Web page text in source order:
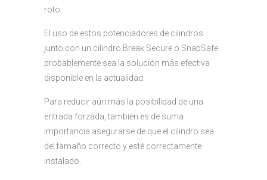
roto.
El uso de estos potenciadores de cilindros
junto con un cilindro Break Secure o SnapSafe
probablemente sea la solución más efectiva
disponible en la actualidad.
Para reducir aún más la posibilidad de una
entrada forzada, también es de suma
importancia asegurarse de que el cilindro sea
del tamaño correcto y esté correctamente
instalado.